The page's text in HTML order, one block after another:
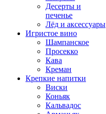
Десерты и
печенье
Лёд и аксессуары
Игристое вино
Шампанское
Просекко
Кава
Креман
Крепкие напитки
Виски
Коньяк
Кальвадос